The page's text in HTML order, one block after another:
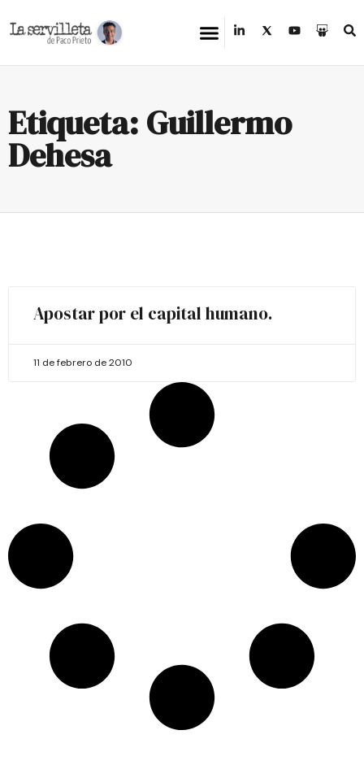
Etiqueta: Guillermo
Dehesa
Apostar por el capital humano.
11 de febrero de 2010